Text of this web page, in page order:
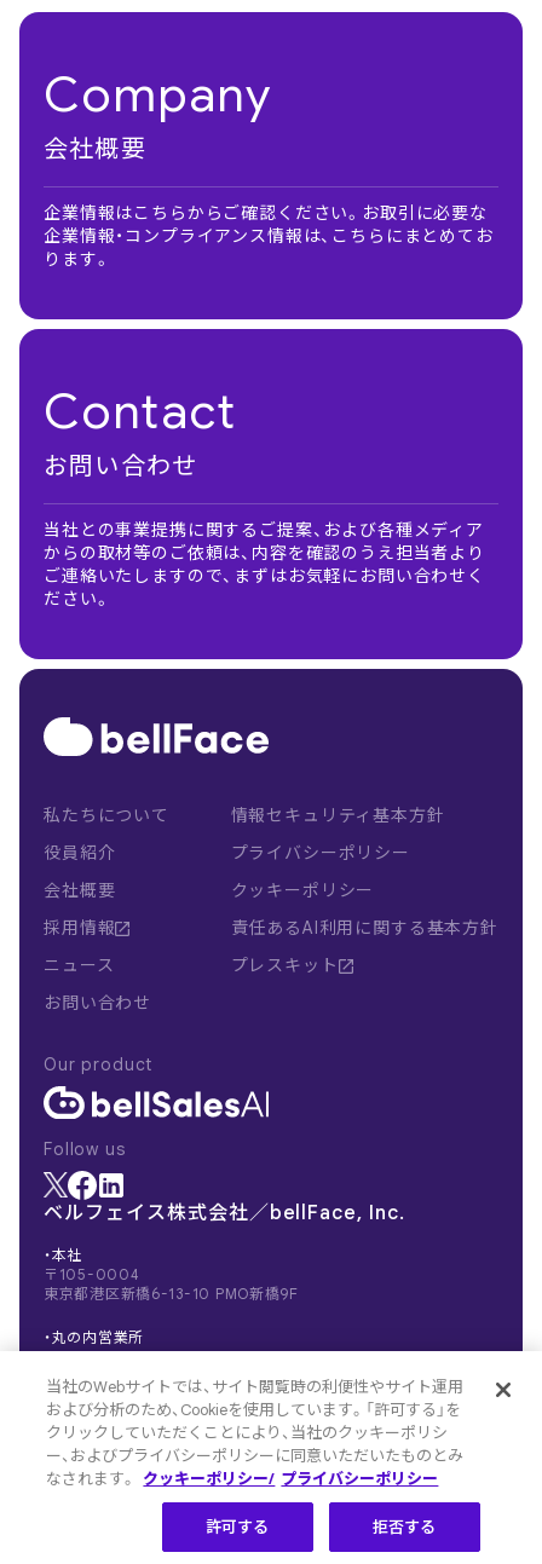
Company
会社概要
企業情報はこちらからご確認ください。お取引に必要な
企業情報・コンプライアンス情報は、こちらにまとめてお
ります。
Contact
お問い合わせ
当社との事業提携に関するご提案、および各種メディア
からの取材等のご依頼は、内容を確認のうえ担当者より
ご連絡いたしますので、まずはお気軽にお問い合わせく
ださい。
ベルフェイス株式会社／bellFace, Inc.
・本社
〒105-0004
東京都港区新橋6-13-10 PMO新橋9F
・丸の内営業所
〒100-0005
東京都千代田区丸の内1-1-3 日本生命丸の内
ガーデンタワー（Salesforce Tower）
ビジネスエアポート東京
私たちについて
役員紹介
会社概要
採用情報
ニュース
お問い合わせ
情報セキュリティ基本方針
プライバシーポリシー
クッキーポリシー
責任あるAI利用に関する基本方針
プレスキット
Our product
Follow us
2026 bellFace, Inc.
当社のWebサイトでは、サイト閲覧時の利便性やサイト運用
および分析のため、Cookieを使用しています。「許可する」を
クリックしていただくことにより、当社のクッキーポリシ
ー、およびプライバシーポリシーに同意いただいたものとみ
なされます。
クッキーポリシー/ プライバシーポリシー
拒否する
許可する